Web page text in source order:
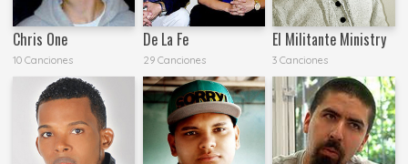
Chris One
10 Canciones
De La Fe
29 Canciones
El Militante Ministry
3 Canciones